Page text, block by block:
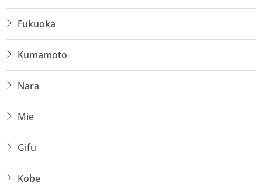
Fukuoka
Kumamoto
Nara
Mie
Gifu
Kobe